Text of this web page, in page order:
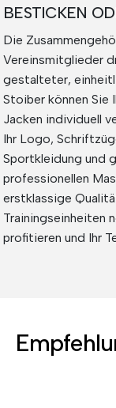
BESTICKEN
Die
Vereinsmitglieder
gestalteter,
Stoiber können Sie
Jacken individuell
Ihr Logo,
Sportkleidung und
professionellen
erstklassige
Trainingseinheiten
profitieren und Ihr